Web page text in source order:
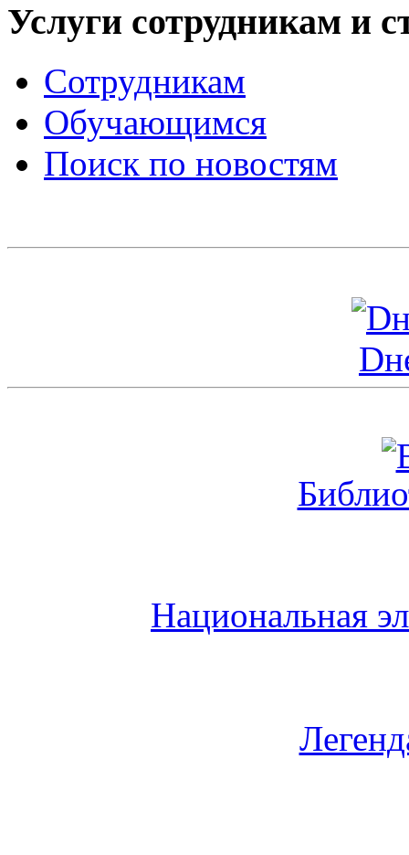
Услуги сотрудникам и
Сотрудникам
Обучающимся
Поиск по новостям
Национальная